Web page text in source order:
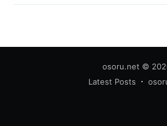
osoru.net ©
Latest Posts